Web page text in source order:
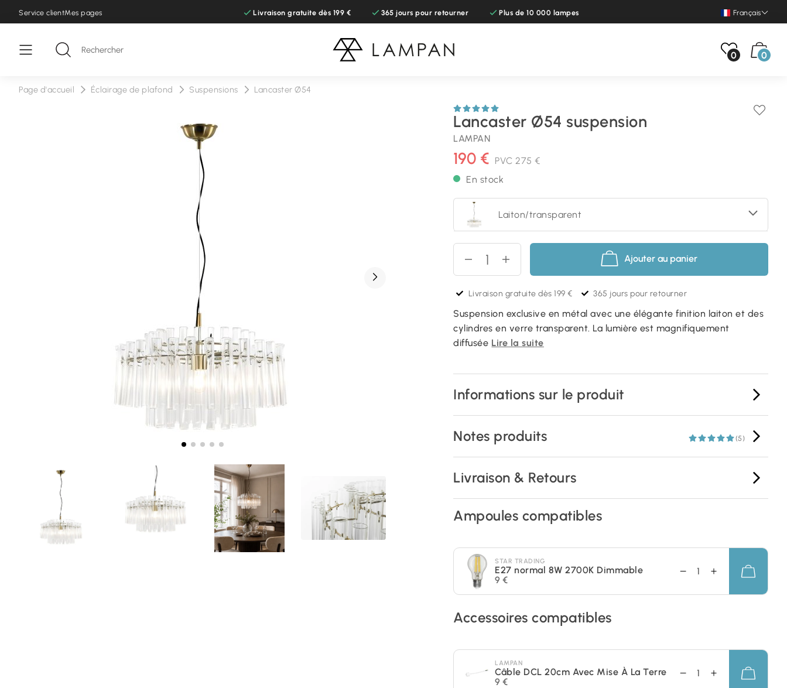
Service clientMes pages Livraison gratuite dès 199 € 365 jours pour retourner Plus de 10 000 lampes Français
0 0
Page d'accueil Éclairage de plafond Suspensions Lancaster Ø54
Lancaster Ø54 suspension
LAMPAN
190 € PVC 275 €
En stock
Laiton/transparent
Ajouter au panier
Livraison gratuite dès 199 € 365 jours pour retourner
Suspension exclusive en métal avec une élégante finition laiton et des
cylindres en verre transparent. La lumière est magnifiquement
diffusée Lire la suite
Informations sur le produit
Notes produits (5)
Livraison & Retours
Ampoules compatibles
STAR TRADING
E27 normal 8W 2700K Dimmable
9 €
Accessoires compatibles
LAMPAN
Câble DCL 20cm Avec Mise À La Terre
9 €